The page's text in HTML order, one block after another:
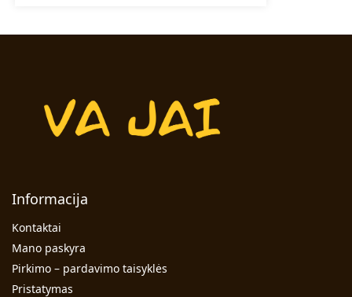
Informacija
Kontaktai
Mano paskyra
Pirkimo – pardavimo taisyklės
Pristatymas